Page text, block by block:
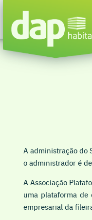
A administração do
o administrador é
A Associação
uma plataforma de
empresarial da